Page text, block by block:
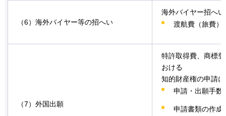
（6）海外バイヤー等の招へい
海外バイヤー招へ
渡航費（旅費）
（7）外国出願
特許取得費、商標
おける
知的財産権の申請
申請・出願手数
申請書類の作成